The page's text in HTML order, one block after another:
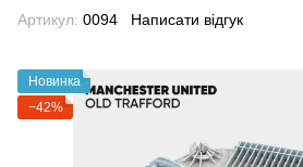
Артикул: 0094 Написати відгук
Новинка
−42%